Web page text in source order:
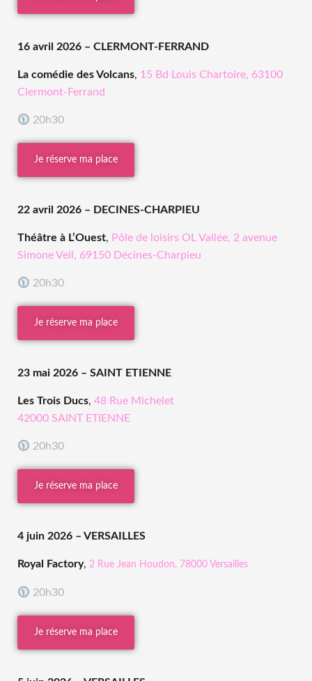
16 avril 2026 – CLERMONT-FERRAND
La comédie des Volcans, 15 Bd Louis Chartoire, 63100
Clermont-Ferrand
20h30
Je réserve ma place
22 avril 2026 – DECINES-CHARPIEU
Théâtre à L’Ouest, Pôle de loisirs OL Vallée, 2 avenue
Simone Veil, 69150 Décines-Charpieu
20h30
Je réserve ma place
23 mai 2026 – SAINT ETIENNE
Les Trois Ducs, 48 Rue Michelet
42000 SAINT ETIENNE
20h30
Je réserve ma place
4 juin 2026 – VERSAILLES
Royal Factory, 2 Rue Jean Houdon, 78000 Versailles
20h30
Je réserve ma place